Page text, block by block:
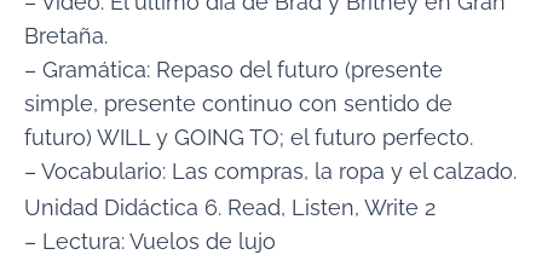
Bretaña.
– Gramática: Repaso del futuro (presente
simple, presente continuo con sentido de
futuro) WILL y GOING TO; el futuro perfecto.
– Vocabulario: Las compras, la ropa y el calzado.
Unidad Didáctica 6. Read, Listen, Write 2
– Lectura: Vuelos de lujo